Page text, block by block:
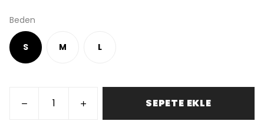
Beden
S M L
SEPETE EKLE